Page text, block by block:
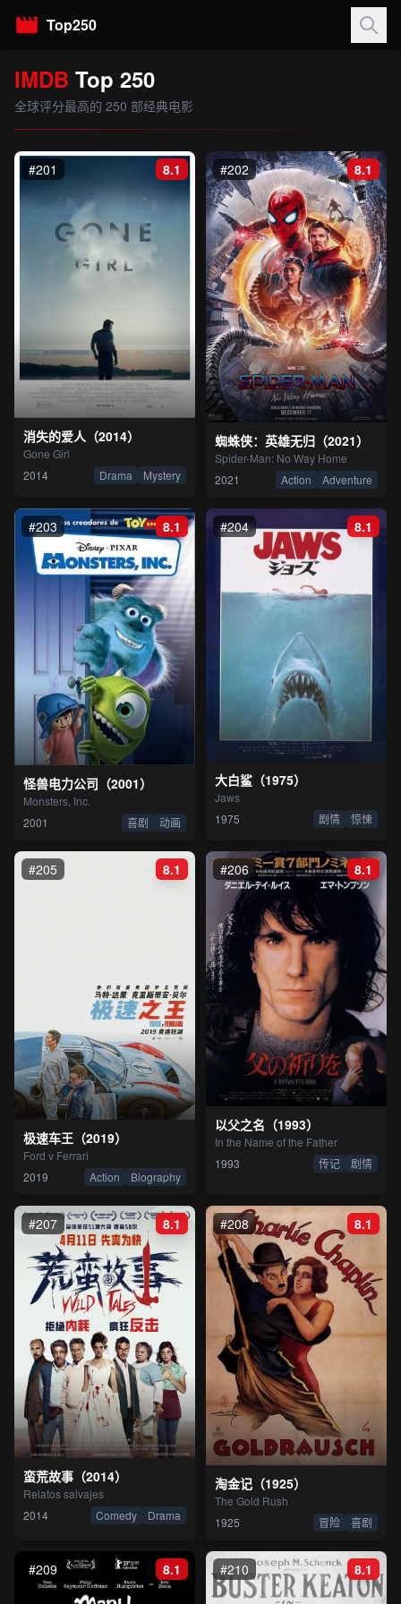
Top250
IMDB Top 250
全球评分最高的 250 部经典电影
8.1
#201
消失的爱人（2014）
Gone Girl
2014
Drama Mystery
8.1
#202
蜘蛛侠：英雄无归（2021）
Spider-Man: No Way Home
2021
Action Adventure
8.1
#203
怪兽电力公司（2001）
Monsters, Inc.
2001
喜剧 动画
8.1
#204
大白鲨（1975）
Jaws
1975
剧情 惊悚
8.1
#205
极速车王（2019）
Ford v Ferrari
2019
Action Biography
8.1
#206
以父之名（1993）
In the Name of the Father
1993
传记 剧情
8.1
#207
蛮荒故事（2014）
Relatos salvajes
2014
Comedy Drama
8.1
#208
淘金记（1925）
The Gold Rush
1925
冒险 喜剧
8.1
#209 8.1
#210